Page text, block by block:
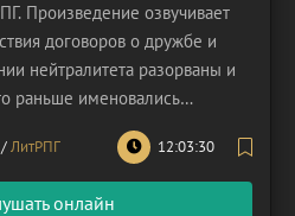
Произведение озвучивает
договоров о дружбе и
нейтралитета разорваны и
раньше именовались
друг для друга серьезную
нападения. Начинается
прервали выстрелы
/ЛитРПГ 12:03:30
онлайн